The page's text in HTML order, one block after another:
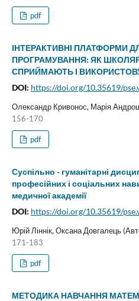
pdf
ІНТЕРАКТИВНІ ПЛАТФОРМИ
ПРОГРАМУВАННЯ: ЯК
СПРИЙМАЮТЬ І
DOI: https://doi.org/10.35619/
Олександр Кривонос, Марія
156-170
pdf
Суспільно - гуманітарні
професійних і соціальних
медичної академії
DOI: https://doi.org/10.35619/
Юрій Ліннік, Оксана Довгалець
171-183
pdf
МЕТОДИКА НАВЧАННЯ